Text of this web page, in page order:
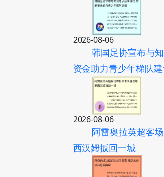
2026-08-06
韩国足协宣布与
资金助力青少年梯队
2026-08-06
阿雷奥拉英超客
西汉姆扳回一城